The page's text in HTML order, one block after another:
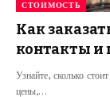
СТОИМОСТЬ
Как
контакты и
Узнайте, сколько
цены,…